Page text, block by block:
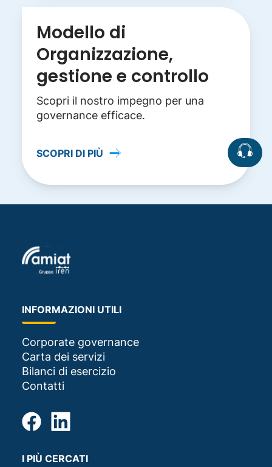
Modello di
Organizzazione,
gestione e controllo
Scopri il nostro impegno per una
governance efficace.
SCOPRI DI PIÙ
INFORMAZIONI UTILI
Corporate governance
Carta dei servizi
Bilanci di esercizio
Contatti
I PIÙ CERCATI